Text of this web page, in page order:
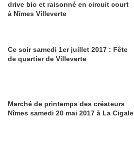
drive bio et raisonné en circuit court
à Nîmes Villeverte
Ce soir samedi 1er juillet 2017 : Fête
de quartier de Villeverte
Marché de printemps des créateurs
Nîmes samedi 20 mai 2017 à La Cigale